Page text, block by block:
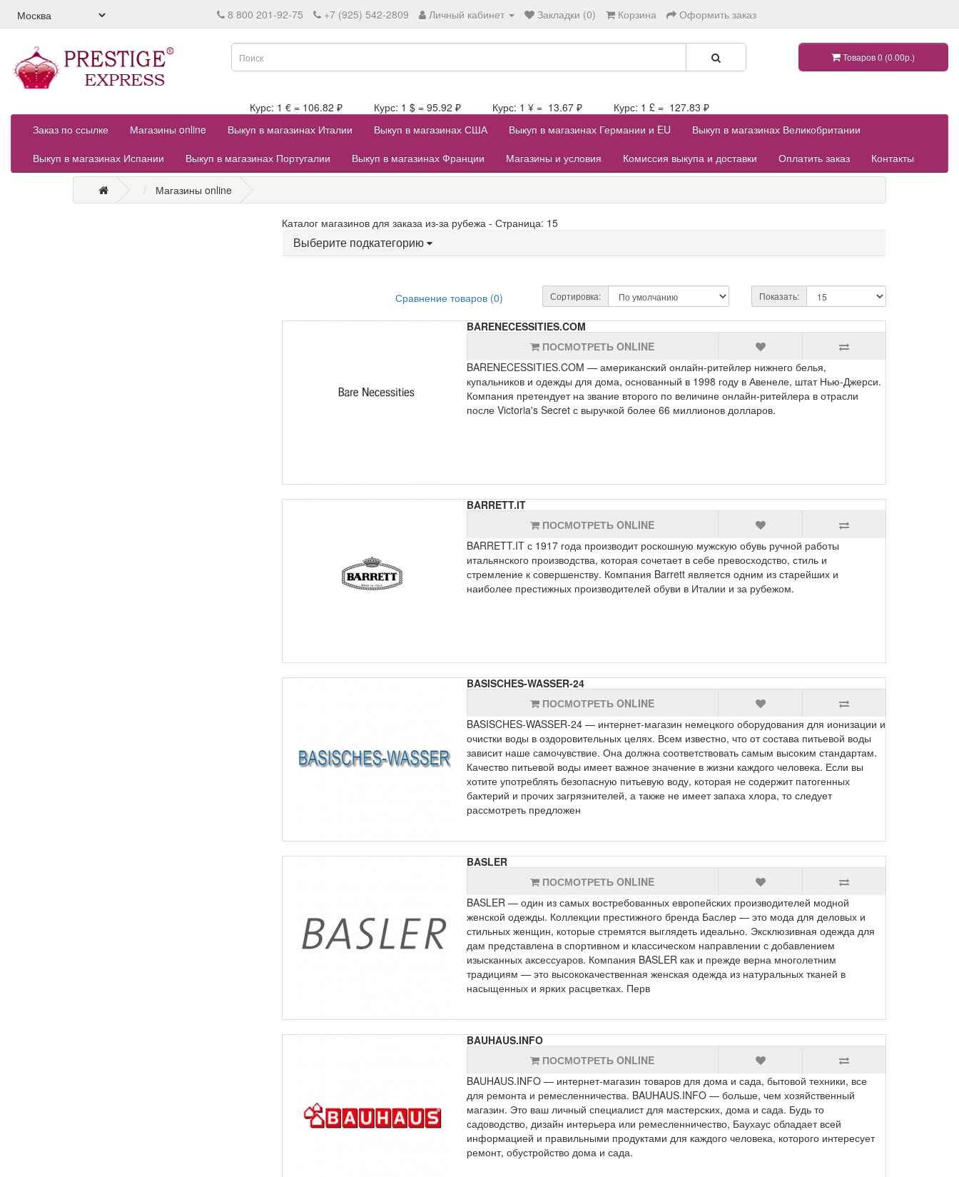
8 800 201-92-75 +7 (925) 542-2809 Личный кабинет Закладки (0) Корзина Оформить заказ
Товаров 0 (0.00р.)
Курс: 1 € = 106.82 ₽ Курс: 1 $ = 95.92 ₽ Курс: 1 ¥ = 13.67 ₽ Курс: 1 £ = 127.83 ₽
Заказ по ссылке
Магазины online Выкуп в магазинах Италии Выкуп в магазинах США Выкуп в магазинах Германии и EU
Выкуп в магазинах Великобритании
Выкуп в магазинах Испании
Выкуп в магазинах Португалии Выкуп в магазинах Франции Магазины и условия Комиссия выкупа и доставки Оплатить заказ Контакты
Магазины online
Каталог магазинов для заказа из-за рубежа - Страница: 15
Выберите подкатегорию
Сравнение товаров (0) Сортировка: Показать:
BARENECESSITIES.COM
ПОСМОТРЕТЬ ONLINE
BARENECESSITIES.COM — американский онлайн-ритейлер нижнего белья,
купальников и одежды для дома, основанный в 1998 году в Авенеле, штат Нью-Джерси.
Компания претендует на звание второго по величине онлайн-ритейлера в отрасли
после Victoria's Secret с выручкой более 66 миллионов долларов.
BARRETT.IT
ПОСМОТРЕТЬ ONLINE
BARRETT.IT с 1917 года производит роскошную мужскую обувь ручной работы
итальянского производства, которая сочетает в себе превосходство, стиль и
стремление к совершенству. Компания Barrett является одним из старейших и
наиболее престижных производителей обуви в Италии и за рубежом.
BASISCHES-WASSER-24
ПОСМОТРЕТЬ ONLINE
BASISCHES-WASSER-24 — интернет-магазин немецкого оборудования для ионизации и
очистки воды в оздоровительных целях. Всем известно, что от состава питьевой воды
зависит наше самочувствие. Она должна соответствовать самым высоким стандартам.
Качество питьевой воды имеет важное значение в жизни каждого человека. Если вы
хотите употреблять безопасную питьевую воду, которая не содержит патогенных
бактерий и прочих загрязнителей, а также не имеет запаха хлора, то следует
рассмотреть предложен
BASLER
ПОСМОТРЕТЬ ONLINE
BASLER — один из самых востребованных европейских производителей модной
женской одежды. Коллекции престижного бренда Баслер — это мода для деловых и
стильных женщин, которые стремятся выглядеть идеально. Эксклюзивная одежда для
дам представлена в спортивном и классическом направлении с добавлением
изысканных аксессуаров. Компания BASLER как и прежде верна многолетним
традициям — это высококачественная женская одежда из натуральных тканей в
насыщенных и ярких расцветках. Перв
BAUHAUS.INFO
ПОСМОТРЕТЬ ONLINE
BAUHAUS.INFO — интернет-магазин товаров для дома и сада, бытовой техники, все
для ремонта и ремесленничества. BAUHAUS.INFO — больше, чем хозяйственный
магазин. Это ваш личный специалист для мастерских, дома и сада. Будь то
садоводство, дизайн интерьера или ремесленничество, Баухаус обладает всей
информацией и правильными продуктами для каждого человека, которого интересует
ремонт, обустройство дома и сада.